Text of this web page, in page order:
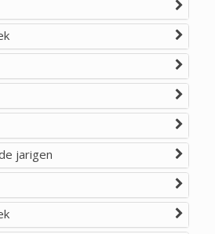
jarigen